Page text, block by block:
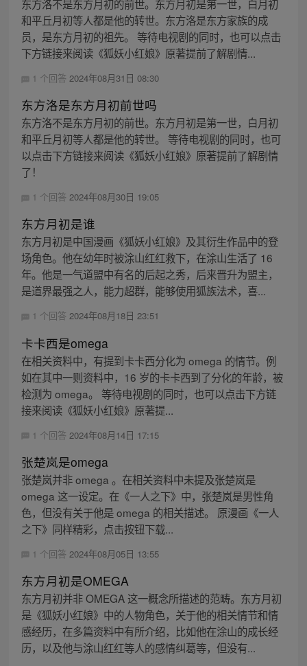
东方洛不是东方月初的前世。东方月初是第一世，白月初
和平丘月初等人都是他的转世。东方洛是东方家族的成
员，是东方月初的祖先。 等待电视剧的同时，也可以点击
下方链接来阅读《狐妖小红娘》原著提前了解剧情...
1 个回答 2024年08月31日 08:30
东方洛是东方月初前世吗
东方洛不是东方月初的前世。东方月初是第一世，白月初
和平丘月初等人都是他的转世。 等待电视剧的同时，也可
以点击下方链接来阅读《狐妖小红娘》原著提前了解剧情
了！
1 个回答 2024年08月30日 19:05
东方月初是谁
东方月初是中国漫画《狐妖小红娘》及其衍生作品中的登
场角色。他在幼年时被涂山红红救下，在涂山生活了 16
年。他是一气道盟中有名的后起之秀，后来晋升为盟主，
是道界最强之人，能力超群，能够使用狐族法术，喜...
1 个回答 2024年08月18日 23:51
卡卡西是omega
在相关资料中，有提到卡卡西分化为 omega 的情节。例
如在其中一则资料中，16 岁的卡卡西到了分化的年龄，被
检测为 omega。 等待电视剧的同时，也可以点击下方链
接来阅读《狐妖小红娘》原著提...
1 个回答 2024年08月14日 17:15
张楚岚是omega
张楚岚并非 omega 。在相关资料中未提及张楚岚是
omega 这一设定。在《一人之下》中，张楚岚是男性角
色，但没有关于他是 omega 的相关描述。 原漫画《一人
之下》同样精彩，点击按钮下载...
1 个回答 2024年08月05日 13:55
东方月初是OMEGA
东方月初并非 OMEGA 这一概念所描述的范畴。东方月初
是《狐妖小红娘》中的人物角色，关于他的相关情节和情
感经历，在多篇资料中有所介绍，比如他在涂山的成长经
历，以及他与涂山红红等人的感情纠葛等，但没有...